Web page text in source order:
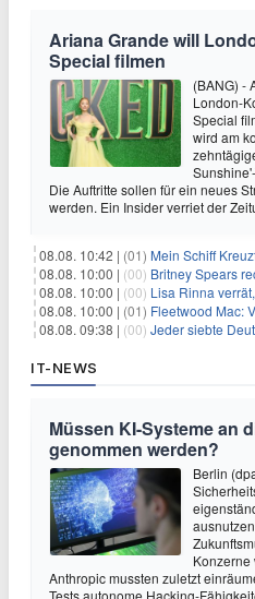
Ariana Grande will
Special filmen
(BANG) -
London-
Special
wird am
Die Auftritte sollen für ein neues
werden. Ein Insider verriet der
08.08. 10:42 | (01) Mein Schiff
08.08. 10:00 | (00) Britney Spears rechnet mit
08.08. 10:00 | (00) Lisa Rinna
08.08. 10:00 | (01) Fleetwood Mac:
08.08. 09:38 | (00) Jeder siebte Deutsche
IT-NEWS
Müssen KI-Systeme an
genommen werden?
Berlin
Konzerne
Anthropic mussten zuletzt